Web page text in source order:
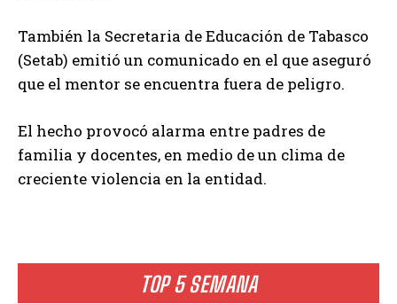
TOP 5 SEMANA
También la Secretaria de Educación de Tabasco
(Setab) emitió un comunicado en el que aseguró
que el mentor se encuentra fuera de peligro.
El hecho provocó alarma entre padres de
familia y docentes, en medio de un clima de
creciente violencia en la entidad.